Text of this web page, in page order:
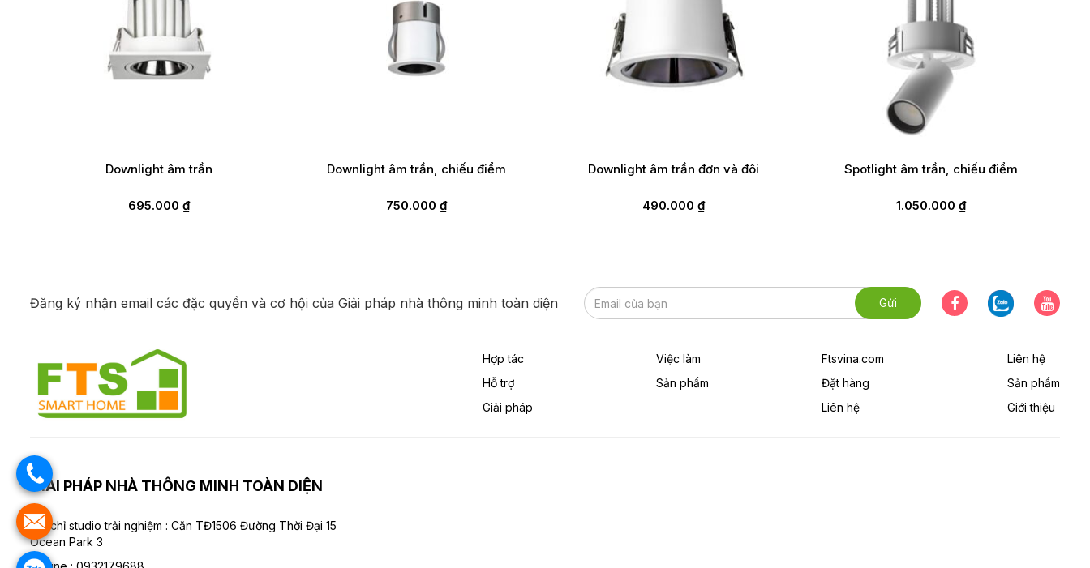
Downlight âm trần
695.000 ₫
Downlight âm trần, chiếu điểm
750.000 ₫
Downlight âm trần đơn và đôi
490.000₫
Spotlight âm trần, chiếu điểm
1.050.000₫
Đăng ký nhận email các đặc quyền và cơ hội của Giải pháp nhà thông minh toàn diện
Hợp tác
Hỗ trợ
Giải pháp
Việc làm
Sản phẩm
Ftsvina.com
Đặt hàng
Liên hệ
Liên hệ
Sản phẩm
Giới thiệu
GIẢI PHÁP NHÀ THÔNG MINH TOÀN DIỆN
Địa chỉ studio trải nghiệm : Căn TĐ1506 Đường Thời Đại 15
Ocean Park 3